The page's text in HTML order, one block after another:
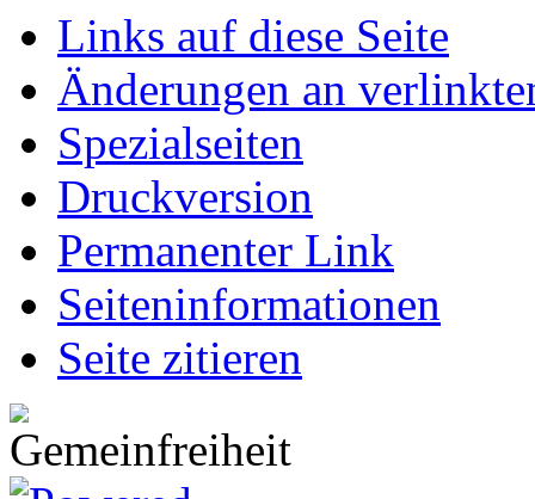
Links auf diese Seite
Änderungen an
Spezialseiten
Druckversion
Permanenter Link
Seiten­informationen
Seite zitieren